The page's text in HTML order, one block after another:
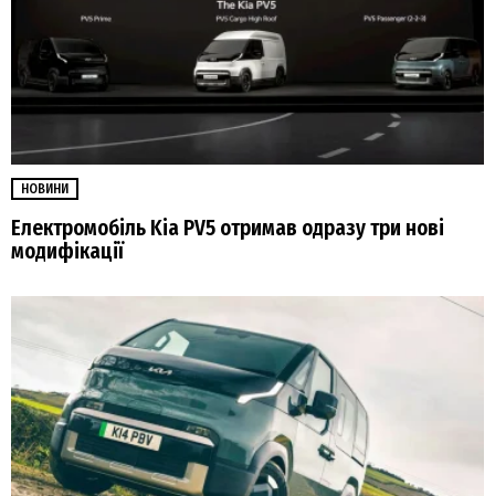
НОВИНИ
Електромобіль Kia PV5 отримав одразу три нові
модифікації